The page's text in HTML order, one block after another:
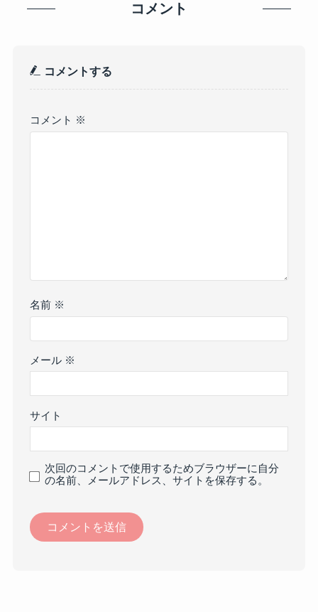
コメント
コメントする
コメント ※
名前 ※
メール ※
サイト
次回のコメントで使用するためブラウザーに自分
の名前、メールアドレス、サイトを保存する。